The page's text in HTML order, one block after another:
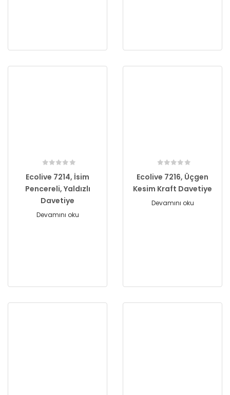
Ecolive 7214, İsim
Pencereli, Yaldızlı
Davetiye
Devamını oku
Ecolive 7216, Üçgen
Kesim Kraft Davetiye
Devamını oku